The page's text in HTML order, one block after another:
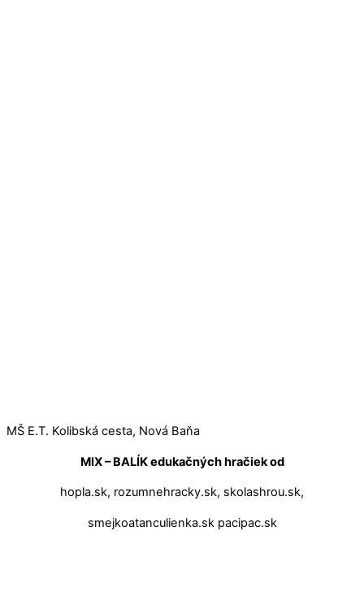
MŠ E.T. Kolibská cesta, Nová Baňa
MIX – BALÍK edukačných hračiek od
hopla.sk, rozumnehracky.sk, skolashrou.sk,
smejkoatanculienka.sk pacipac.sk